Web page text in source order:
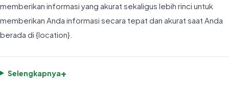
memberikan informasi yang akurat sekaligus lebih rinci untuk
memberikan Anda informasi secara tepat dan akurat saat Anda
berada di {location}.
Selengkapnya+